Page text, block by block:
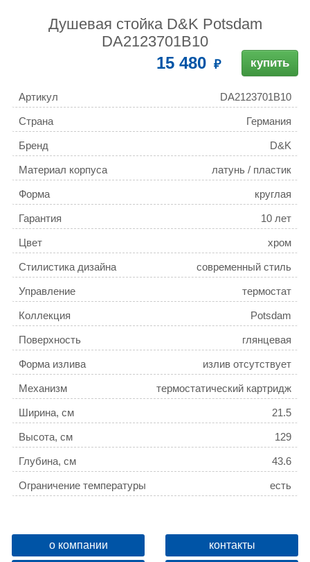
Душевая стойка D&K Potsdam
DA2123701B10
15 480 купить
Артикул DA2123701B10
Страна Германия
Бренд D&K
Материал корпуса латунь / пластик
Форма круглая
Гарантия 10 лет
Цвет хром
Стилистика дизайна современный стиль
Управление термостат
Коллекция Potsdam
Поверхность глянцевая
Форма излива излив отсутствует
Механизм термостатический картридж
Ширина, см 21.5
Высота, см 129
Глубина, см 43.6
Ограничение температуры есть
Защита от обратного потока нет
Дополнительные функции регулировка по высоте
о компании контакты